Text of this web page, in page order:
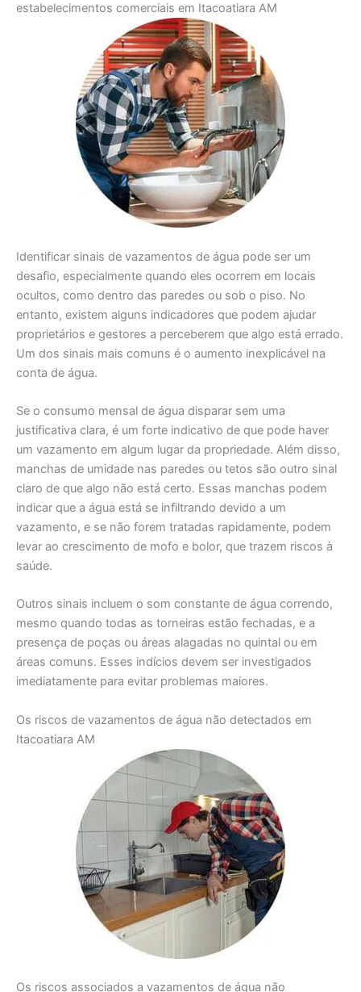
estabelecimentos comerciais em Itacoatiara AM
Identificar sinais de vazamentos de água pode ser um
desafio, especialmente quando eles ocorrem em locais
ocultos, como dentro das paredes ou sob o piso. No
entanto, existem alguns indicadores que podem ajudar
proprietários e gestores a perceberem que algo está errado.
Um dos sinais mais comuns é o aumento inexplicável na
conta de água.
Se o consumo mensal de água disparar sem uma
justificativa clara, é um forte indicativo de que pode haver
um vazamento em algum lugar da propriedade. Além disso,
manchas de umidade nas paredes ou tetos são outro sinal
claro de que algo não está certo. Essas manchas podem
indicar que a água está se infiltrando devido a um
vazamento, e se não forem tratadas rapidamente, podem
levar ao crescimento de mofo e bolor, que trazem riscos à
saúde.
Outros sinais incluem o som constante de água correndo,
mesmo quando todas as torneiras estão fechadas, e a
presença de poças ou áreas alagadas no quintal ou em
áreas comuns. Esses indícios devem ser investigados
imediatamente para evitar problemas maiores.
Os riscos de vazamentos de água não detectados em
Itacoatiara AM
Os riscos associados a vazamentos de água não